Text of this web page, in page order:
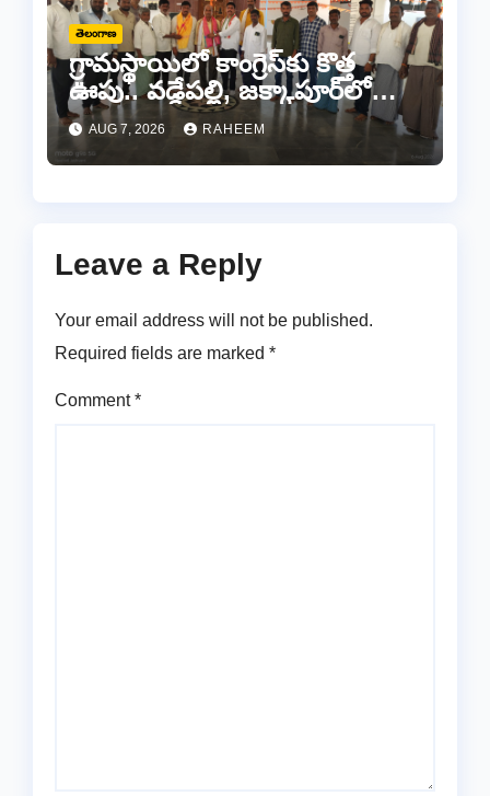
తెలంగాణ
గ్రామస్థాయిలో కాంగ్రెస్‌కు కొత్త
ఊపు.. వడ్డేపల్లి, జక్కాపూర్‌లో
నూతన కమిటీల ఏర్పాటు
AUG 7, 2026 RAHEEM
Leave a Reply
Your email address will not be published.
Required fields are marked *
Comment*